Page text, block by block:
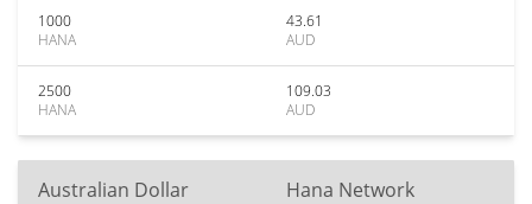
1000
HANA
43.61
AUD
2500
HANA
109.03
AUD
Australian Dollar Hana Network